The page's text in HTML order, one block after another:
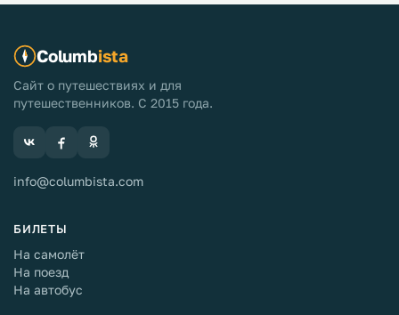
Columbista
Сайт о путешествиях и для
путешественников. С 2015 года.
info@columbista.com
БИЛЕТЫ
На самолёт
На поезд
На автобус